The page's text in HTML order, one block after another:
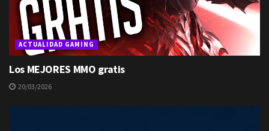
ACTUALIDAD GAMING
Los MEJORES MMO gratis
20/03/2026